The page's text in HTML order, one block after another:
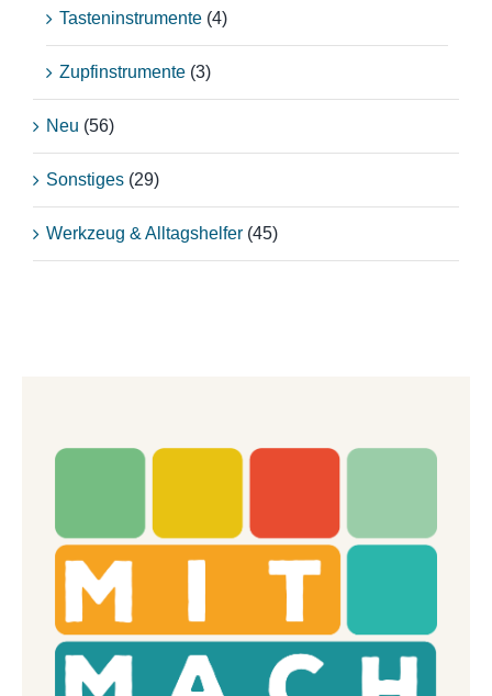
Tasteninstrumente (4)
Zupfinstrumente (3)
Neu (56)
Sonstiges (29)
Werkzeug & Alltagshelfer (45)